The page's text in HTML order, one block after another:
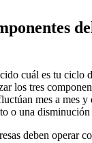
cuál es tu ciclo
los tres
mes a mes
o una disminución
deben operar